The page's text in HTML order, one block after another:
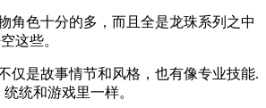
角色十分的多，而且全是龙珠系列之中
这些。
仅是故事情节和风格，也有像专业技能.
统和游戏里一样。